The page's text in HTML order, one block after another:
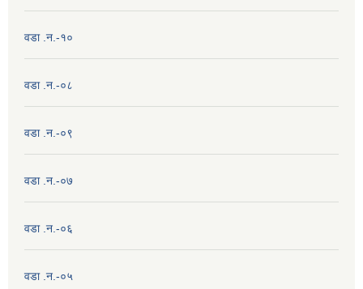
वडा .न.-१०
वडा .न.-०८
वडा .न.-०९
वडा .न.-०७
वडा .न.-०६
वडा .न.-०५